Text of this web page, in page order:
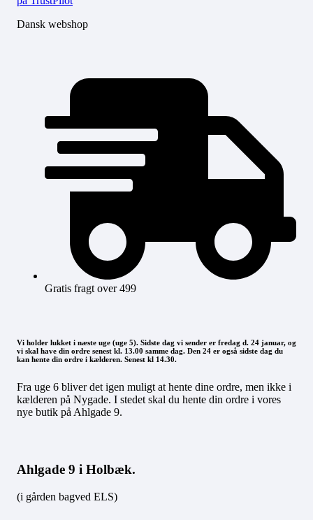
Dansk webshop
Gratis fragt over 499
Vi holder lukket i næste uge (uge 5). Sidste dag vi sender er fredag d. 24 januar, og
vi skal have din ordre senest kl. 13.00 samme dag. Den 24 er også sidste dag du
kan hente din ordre i kælderen. Senest kl 14.30.
Fra uge 6 bliver det igen muligt at hente dine ordre, men ikke i
kælderen på Nygade. I stedet skal du hente din ordre i vores
nye butik på Ahlgade 9.
Ahlgade 9 i Holbæk.
(i gården bagved ELS)